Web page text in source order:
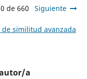
de 660 Siguiente
similitud avanzada
a